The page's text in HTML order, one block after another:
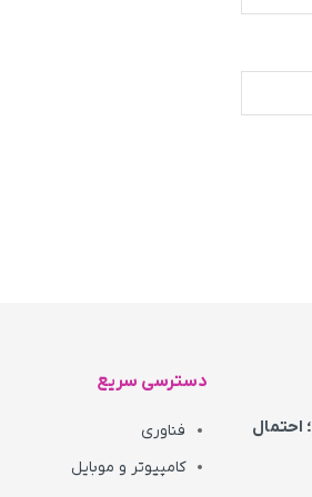
احتمال
دسترسی سریع
فناوری
کامپیوتر و موبایل